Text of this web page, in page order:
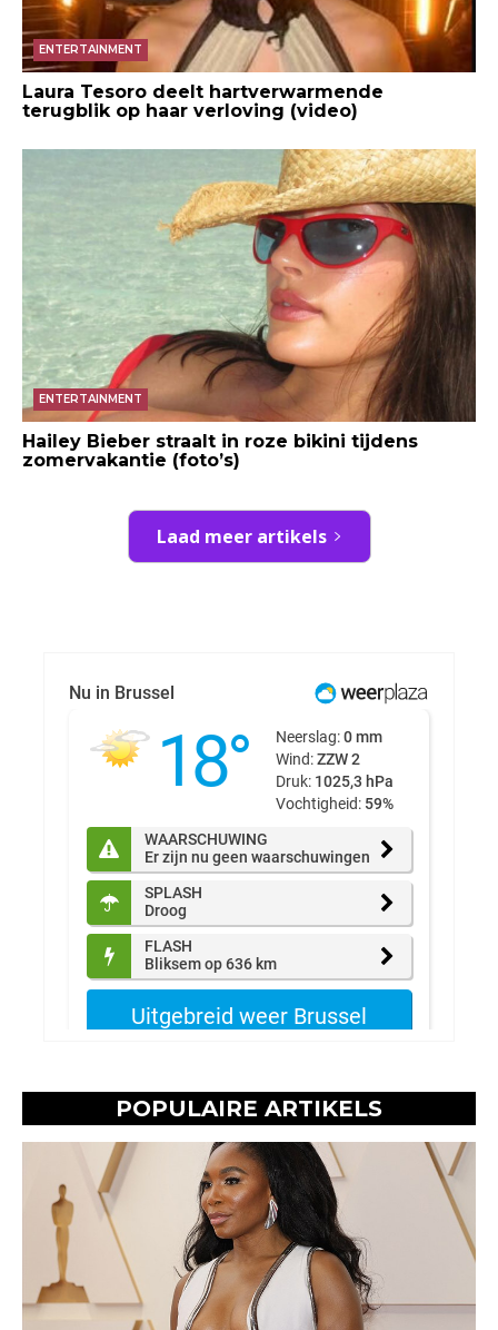
ENTERTAINMENT
Laura Tesoro deelt hartverwarmende
terugblik op haar verloving (video)
ENTERTAINMENT
Hailey Bieber straalt in roze bikini tijdens
zomervakantie (foto’s)
Laad meer artikels
POPULAIRE ARTIKELS